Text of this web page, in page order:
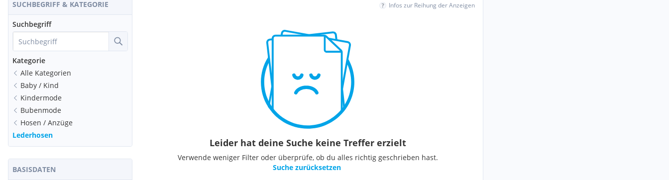
SUCHBEGRIFF & KATEGORIE
Suchbegriff
Kategorie
Alle Kategorien
Baby / Kind
Kindermode
Bubenmode
Hosen / Anzüge
Lederhosen
BASISDATEN
Infos zur Reihung der Anzeigen
Leider hat deine Suche keine Treffer erzielt
Verwende weniger Filter oder überprüfe, ob du alles richtig geschrieben hast.
Suche zurücksetzen